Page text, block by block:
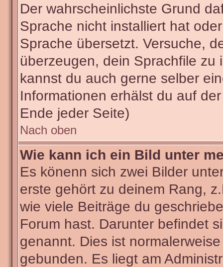
Der wahrscheinlichste Grund
Sprache nicht installiert hat
Sprache übersetzt. Versuche,
überzeugen, dein Sprachfile zu
kannst du auch gerne selber
Informationen erhälst du auf
Ende jeder Seite)
Nach oben
Wie kann ich ein Bild unter
Es könenn sich zwei Bilder
erste gehört zu deinem Rang,
wie viele Beiträge du
Forum hast. Darunter befindet
genannt. Dies ist
gebunden. Es liegt am